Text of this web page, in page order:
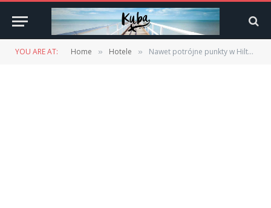
YOU ARE AT: Home » Hotele » Nawet potrójne punkty w Hilton HHonors!